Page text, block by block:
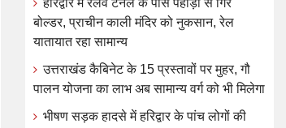
हरिद्वार में रेलवे टनल के पास पहाड़ी से गिरे
बोल्डर, प्राचीन काली मंदिर को नुकसान, रेल
यातायात रहा सामान्य
उत्तराखंड कैबिनेट के 15 प्रस्तावों पर मुहर, गौ
पालन योजना का लाभ अब सामान्य वर्ग को भी मिलेगा
भीषण सड़क हादसे में हरिद्वार के पांच लोगों की